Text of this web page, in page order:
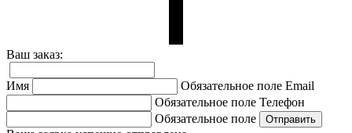
Ваш заказ:
Имя Обязательное поле Email
Обязательное поле Телефон
Обязательное поле